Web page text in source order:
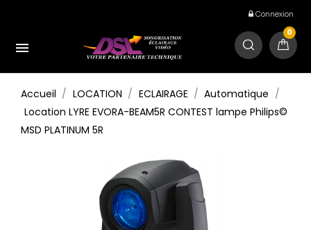
Connexion

0
Accueil LOCATION ECLAIRAGE
Automatique
Location LYRE EVORA-BEAM5R CONTEST lampe Philips©
MSD PLATINUM 5R